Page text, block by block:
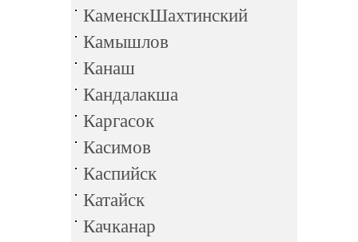
КаменскШахтинский
Камышлов
Канаш
Кандалакша
Каргасок
Касимов
Каспийск
Катайск
Качканар